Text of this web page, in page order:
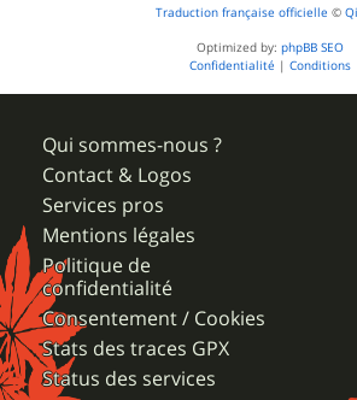
Traduction française officielle ©
Optimized by: phpBB SEO
Confidentialité | Conditions
Qui sommes-nous ?
Contact & Logos
Services pros
Mentions légales
Politique de
confidentialité
Consentement / Cookies
Stats des traces GPX
Status des services